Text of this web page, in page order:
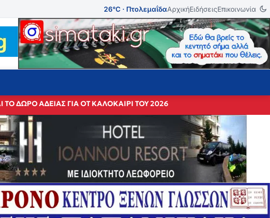
26°C · ΠτολεμαΐδαΑρχικήΕιδήσειςΕπικοινωνία
ΤΟ ΔΩΡΟ ΑΔΕΙΑΣ ΓΙΑ ΟΤ ΚΑΛΟΚΑΙΡΙ ΤΟΥ 2026